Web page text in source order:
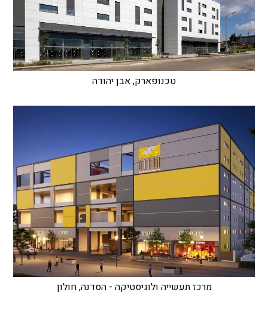
טכנופארק, אבן יהודה
מרכז תעשייה ולוגיסטיקה - הסדנה, חולון